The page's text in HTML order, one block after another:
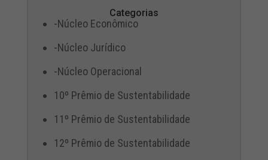
Categorias
-Núcleo Econômico
-Núcleo Jurídico
-Núcleo Operacional
10º Prêmio de Sustentabilidade
11º Prêmio de Sustentabilidade
12º Prêmio de Sustentabilidade